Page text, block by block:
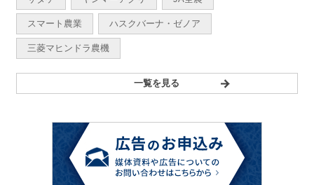
スマート農業 ハスクバーナ・ゼノア
三菱マヒンドラ農機
一覧を見る